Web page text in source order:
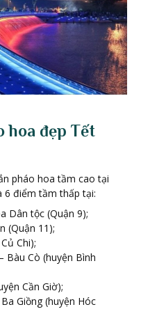
hoa đẹp Tết
pháo hoa tầm cao tại
6 điểm tầm thấp tại:
Dân tộc (Quận 9);
(Quận 11);
Chi);
Bàu Cò (huyện Bình
Cần Giờ);
Giồng (huyện Hóc